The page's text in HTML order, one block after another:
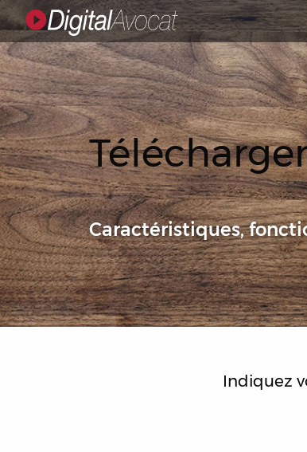
Caractéristiques,
Indiquez